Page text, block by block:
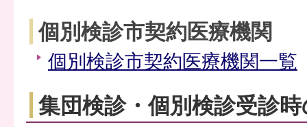
個別検診市契約医療機関
個別検診市契約医療機関一覧
集団検診・個別検診受診